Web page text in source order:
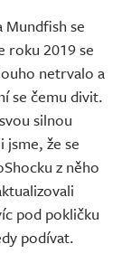
se
roku 2019 se
netrvalo a
se čemu divit.
silnou
jsme, že se
z něho
pod pokličku
podívat.